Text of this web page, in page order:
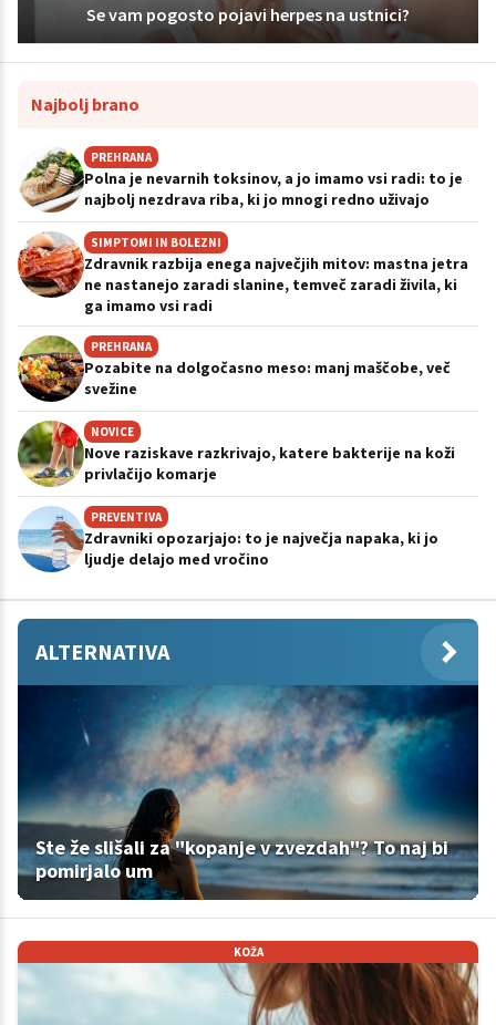
Se vam pogosto pojavi herpes na ustnici?
Najbolj brano
PREHRANA
Polna je nevarnih toksinov, a jo imamo vsi radi: to je
najbolj nezdrava riba, ki jo mnogi redno uživajo
SIMPTOMI IN BOLEZNI
Zdravnik razbija enega največjih mitov: mastna jetra
ne nastanejo zaradi slanine, temveč zaradi živila, ki
ga imamo vsi radi
PREHRANA
Pozabite na dolgočasno meso: manj maščobe, več
svežine
NOVICE
Nove raziskave razkrivajo, katere bakterije na koži
privlačijo komarje
PREVENTIVA
Zdravniki opozarjajo: to je največja napaka, ki jo
ljudje delajo med vročino
ALTERNATIVA
Ste že slišali za "kopanje v zvezdah"? To naj bi
pomirjalo um
KOŽA